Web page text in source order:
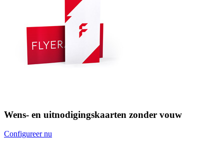
Wens- en uitnodigingskaarten zonder vouw
Configureer nu